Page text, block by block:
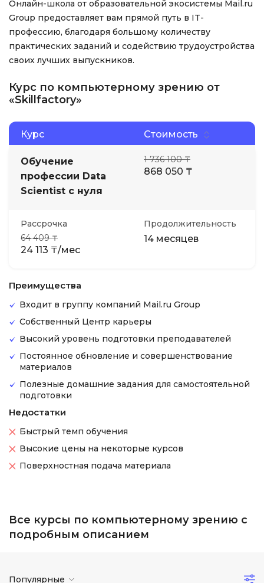
Онлайн-школа от образовательной экосистемы Mail.ru
Group предоставляет вам прямой путь в IT-
профессию, благодаря большому количеству
практических заданий и содействию трудоустройства
своих лучших выпускников.
Курс по компьютерному зрению от
«Skillfactory»
Курс Стоимость
Обучение
профессии Data
Scientist с нуля
1 736 100 ₸
868 050 ₸
Рассрочка
64 409 ₸
24 113 ₸/мес
Продолжительность
14 месяцев
Преимущества
Входит в группу компаний Mail.ru Group
Собственный Центр карьеры
Высокий уровень подготовки преподавателей
Постоянное обновление и совершенствование
материалов
Полезные домашние задания для самостоятельной
подготовки
Недостатки
Быстрый темп обучения
Высокие цены на некоторые курсов
Поверхностная подача материала
Все курсы по компьютерному зрению с
подробным описанием
Популярные